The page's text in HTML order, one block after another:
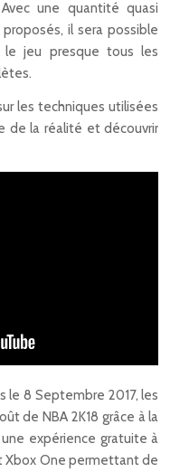
une quantité quasi
il sera possible
le jeu presque tous les
les techniques utilisées
de la réalité et découvrir
le 8 Septembre 2017, les
de NBA 2K18 grâce à la
expérience gratuite à
Xbox One permettant de